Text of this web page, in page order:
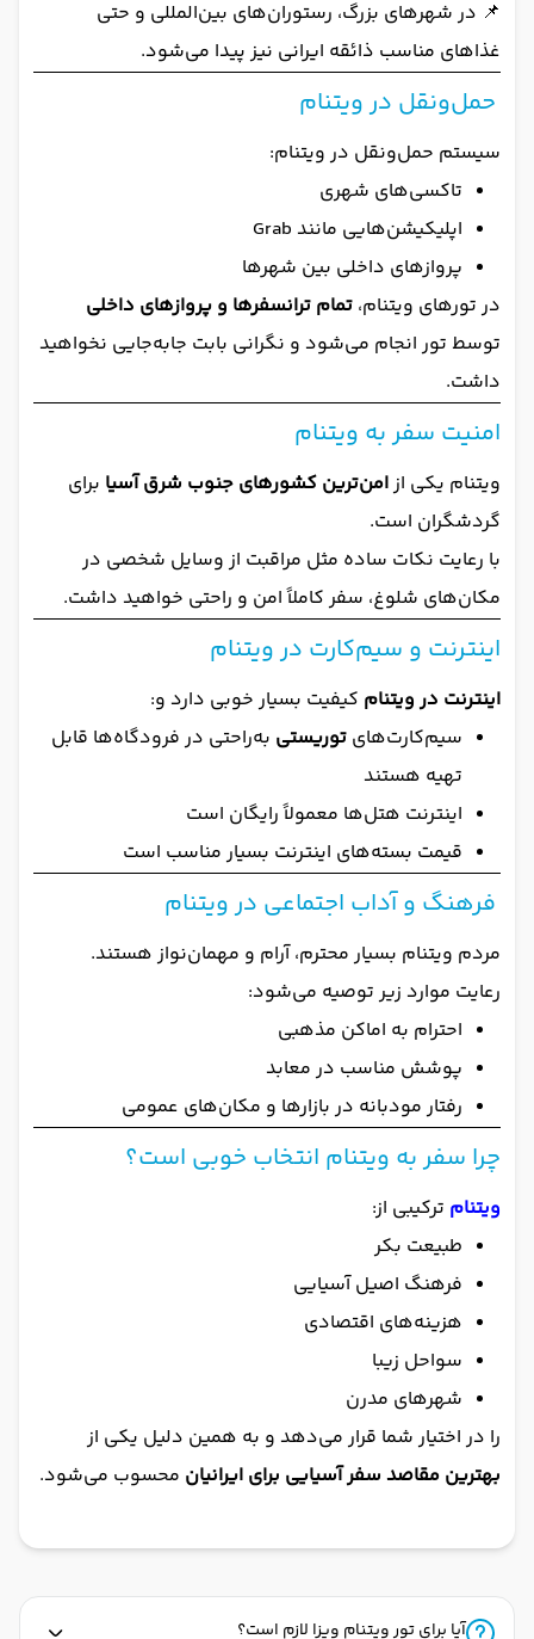
📌 در شهرهای بزرگ، رستوران‌های بین‌المللی و حتی
غذاهای مناسب ذائقه ایرانی نیز پیدا می‌شود.
حمل‌ونقل در ویتنام
سیستم حمل‌ونقل در ویتنام:
تاکسی‌های شهری
اپلیکیشن‌هایی مانند Grab
پروازهای داخلی بین شهرها
در تورهای ویتنام، تمام ترانسفرها و پروازهای داخلی
توسط تور انجام می‌شود و نگرانی بابت جابه‌جایی نخواهید
داشت.
امنیت سفر به ویتنام
ویتنام یکی ازامن‌ترین کشورهای جنوب شرق آسیا برای
گردشگران است.
با رعایت نکات ساده مثل مراقبت از وسایل شخصی در
مکان‌های شلوغ، سفر کاملاً امن و راحتی خواهید داشت.
اینترنت و سیم‌کارت در ویتنام
اینترنت در ویتنام کیفیت بسیار خوبی دارد و:
سیم‌کارت‌های توریستی به‌راحتی در فرودگاه‌ها قابل
تهیه هستند
اینترنت هتل‌ها معمولاً رایگان است
قیمت بسته‌های اینترنت بسیار مناسب است
فرهنگ و آداب اجتماعی در ویتنام
مردم ویتنام بسیار محترم، آرام و مهمان‌نواز هستند.
رعایت موارد زیر توصیه می‌شود:
احترام به اماکن مذهبی
پوشش مناسب در معابد
رفتار مودبانه در بازارها و مکان‌های عمومی
چرا سفر به ویتنام انتخاب خوبی است؟
ویتنام ترکیبی از:
طبیعت بکر
فرهنگ اصیل آسیایی
هزینه‌های اقتصادی
سواحل زیبا
شهرهای مدرن
را در اختیار شما قرار می‌دهد و به همین دلیل یکی از
بهترین مقاصد سفر آسیایی برای ایرانیان محسوب می‌شود.
آیا برای تور ویتنام ویزا لازم است؟